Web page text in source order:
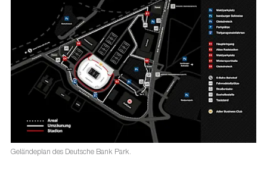
Geländeplan des Deutsche Bank Park.